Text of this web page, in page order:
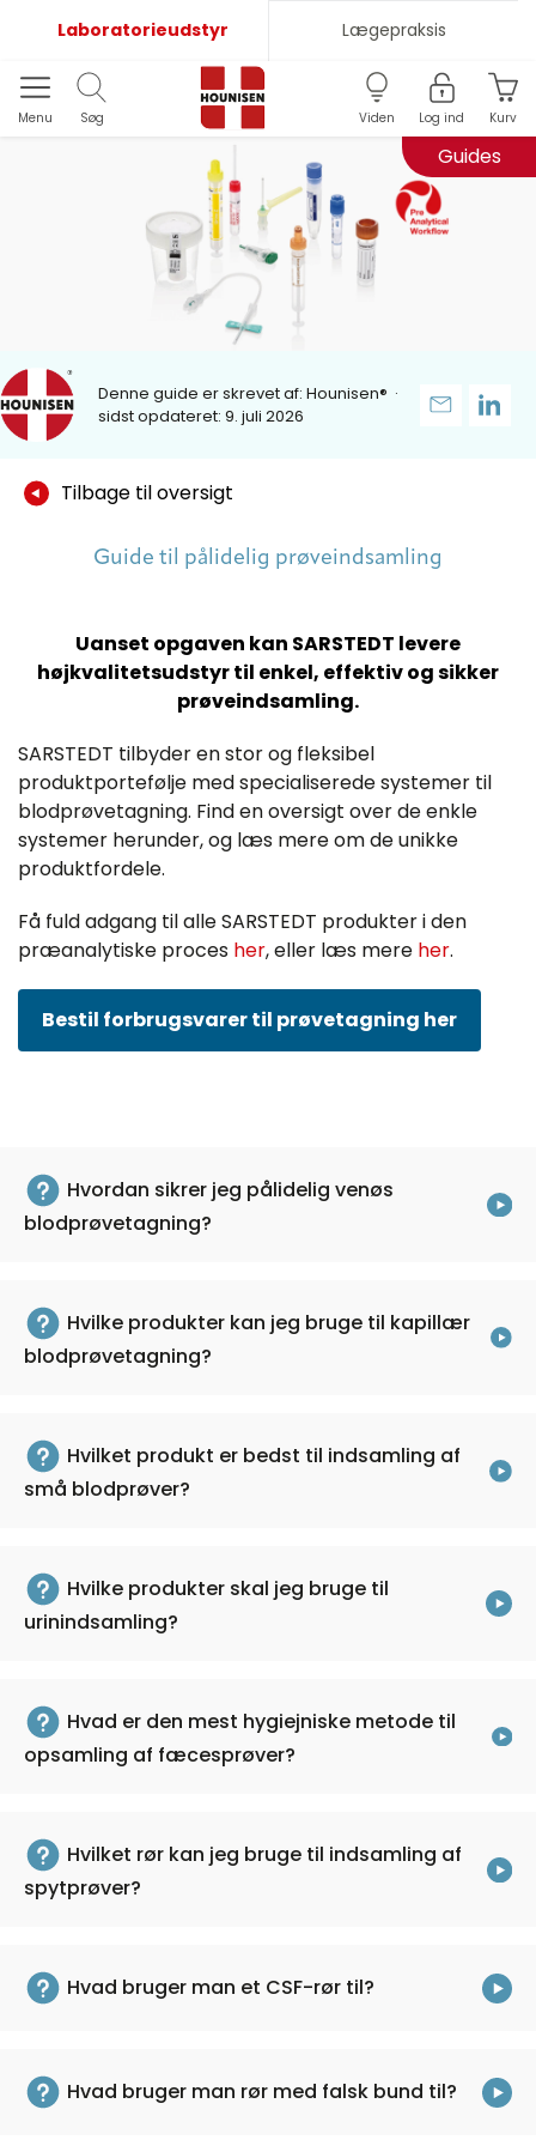
Laboratorieudstyr Lægepraksis
Menu Søg Viden Log ind Kurv
Guides
Denne guide er skrevet af: Hounisen® ·
sidst opdateret: 9. juli 2026
Tilbage til oversigt
Guide til pålidelig prøveindsamling
Uanset opgaven kan SARSTEDT levere
højkvalitetsudstyr til enkel, effektiv og sikker
prøveindsamling.
SARSTEDT tilbyder en stor og fleksibel
produktportefølje med specialiserede systemer til
blodprøvetagning. Find en oversigt over de enkle
systemer herunder, og læs mere om de unikke
produktfordele.
Få fuld adgang til alle SARSTEDT produkter i den
præanalytiske proces her, eller læs mere her.
Bestil forbrugsvarer til prøvetagning her
Hvordan sikrer jeg pålidelig venøs
blodprøvetagning?
pålidelig blodprøveanalyse, og dermed
S-Monovette
Hvilke produkter kan jeg bruge til kapillær
blodprøvetagning?
mest omfattende
Hvilket produkt er bedst til indsamling af
små blodprøver?
Hvilke produkter skal jeg bruge til
urinindsamling?
Hvad er den mest hygiejniske metode til
opsamling af fæcesprøver?
Hvilket rør kan jeg bruge til indsamling af
spytprøver?
Hvad bruger man et CSF-rør til?
Hvad bruger man rør med falsk bund til?